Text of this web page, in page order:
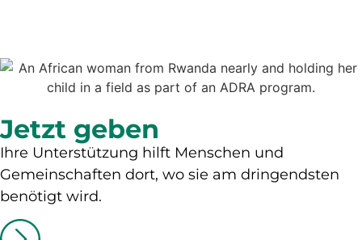
Jetzt geben
Ihre Unterstützung hilft Menschen und
Gemeinschaften dort, wo sie am dringendsten
benötigt wird.